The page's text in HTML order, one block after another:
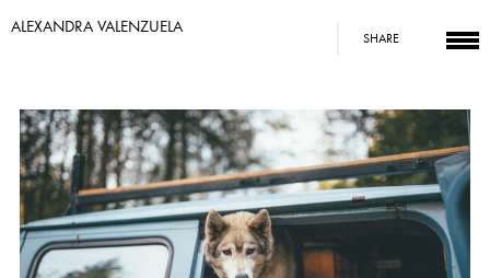
ALEXANDRA VALENZUELA
SHARE